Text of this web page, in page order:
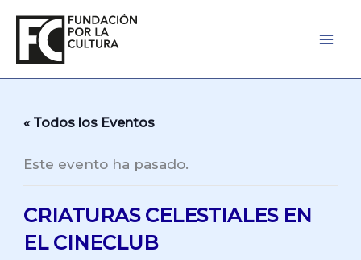
contenido
« Todos los Eventos
Este evento ha pasado.
CRIATURAS CELESTIALES EN
EL CINECLUB